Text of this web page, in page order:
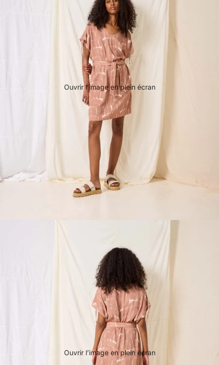
Ouvrir l’image en plein écran
Ouvrir l’image en plein écran